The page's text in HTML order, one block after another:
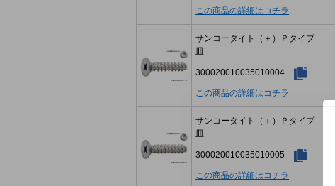
この商品の詳細はコチラ
サンコータイト（＋）Ｐタイプ
皿
300020010035010004
この商品の詳細はコチラ
サンコータイト（＋）Ｐタイプ
皿
300020010035010005
この商品の詳細はコチラ